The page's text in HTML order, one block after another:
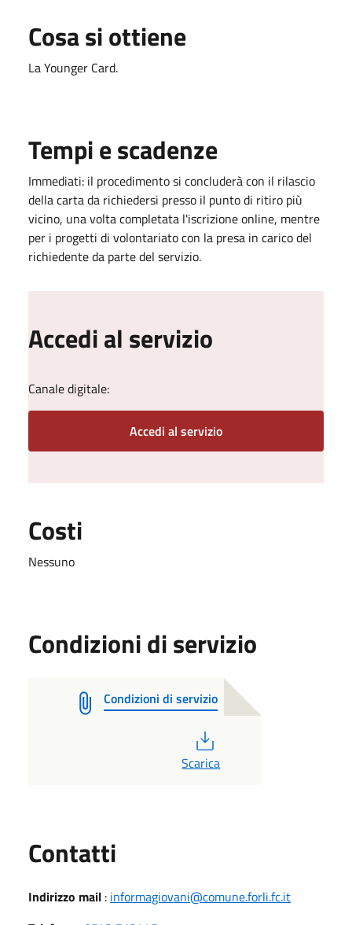
Cosa si ottiene
La Younger Card.
Tempi e scadenze
Immediati: il procedimento si concluderà con il rilascio
della carta da richiedersi presso il punto di ritiro più
vicino, una volta completata l'iscrizione online, mentre
per i progetti di volontariato con la presa in carico del
richiedente da parte del servizio.
Accedi al servizio
Canale digitale:
Accedi al servizio
Costi
Nessuno
Condizioni di servizio
Condizioni di servizio
Scarica
Contatti
Indirizzo mail : informagiovani@comune.forli.fc.it